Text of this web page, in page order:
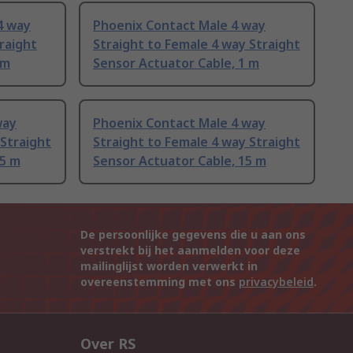
way
Phoenix Contact Male 4 way
Straight to Female 4 way Straight
Sensor Actuator Cable, 1 m
m
Phoenix Contact Male 4 way
Straight to Female 4 way Straight
Sensor Actuator Cable, 15 m
De persoonlijke gegevens die u aan ons
verstrekt bij het aanmelden voor deze
mailinglijst worden verwerkt in
overeenstemming met ons privacybeleid.
Over RS